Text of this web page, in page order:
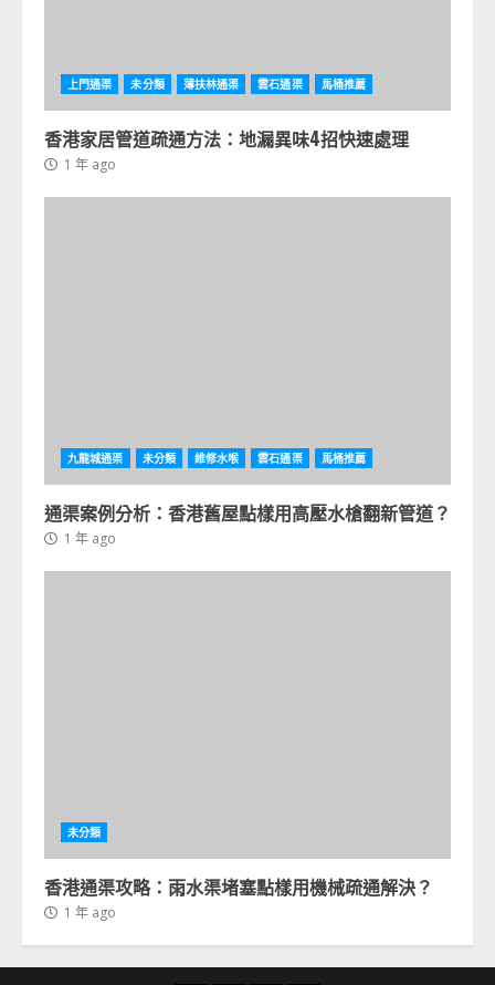
上門通渠 未分類 薄扶林通渠 雲石通渠 馬桶推薦
香港家居管道疏通方法：地漏異味4招快速處理
1 年 ago
九龍城通渠 未分類 維修水喉 雲石通渠 馬桶推薦
通渠案例分析：香港舊屋點樣用高壓水槍翻新管道？
1 年 ago
未分類
香港通渠攻略：雨水渠堵塞點樣用機械疏通解決？
1 年 ago